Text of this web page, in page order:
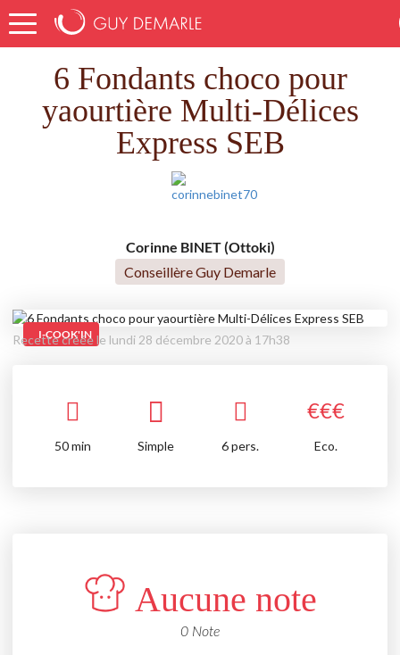
Accueil
Recettes
6 Fondants choco pour yaourtière Multi-Délices Express SEB
6 Fondants choco pour
yaourtière Multi-Délices
Express SEB
Corinne BINET (Ottoki)
Conseillère Guy Demarle
I-COOK'IN
Recette créée le lundi 28 décembre 2020 à 17h38
€€€
50min Simple 6 pers. Eco.
Aucune note
0 Note